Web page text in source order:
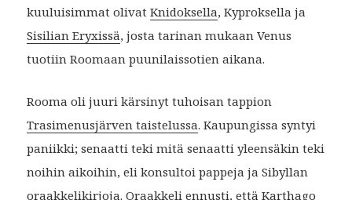
kuuluisimmat olivatKnidoksella, Kyproksella ja
Sisilian Eryxissä, josta tarinan mukaan Venus
tuotiin Roomaan puunilaissotien aikana.
Rooma oli juuri kärsinyt tuhoisan tappion
Trasimenusjärven taistelussa. Kaupungissa syntyi
paniikki; senaatti teki mitä senaatti yleensäkin teki
noihin aikoihin, eli konsultoi pappeja ja Sibyllan
oraakkelikirjoja. Oraakkeli ennusti, että Karthago